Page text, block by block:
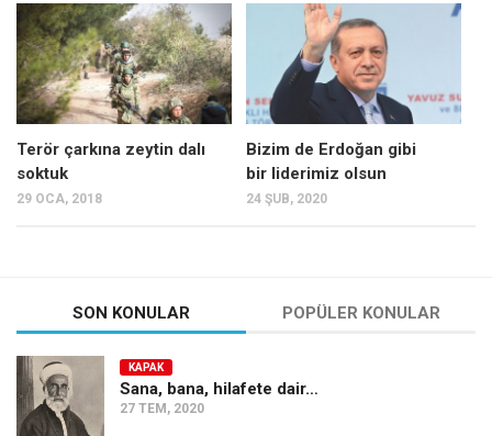
Mehmet Ali Tekin
Abir E. Nahas
Amina S. Jenenkovic
Bağdagül Öz
Esra Elönü
Kategoriler
Kültür Sanat
Kitap
Terör çarkına zeytin dalı
soktuk
29 OCA, 2018
Bizim de Erdoğan gibi
bir liderimiz olsun
24 ŞUB, 2020
SON KONULAR POPÜLER KONULAR
KAPAK
Sana, bana, hilafete dair…
27 TEM, 2020